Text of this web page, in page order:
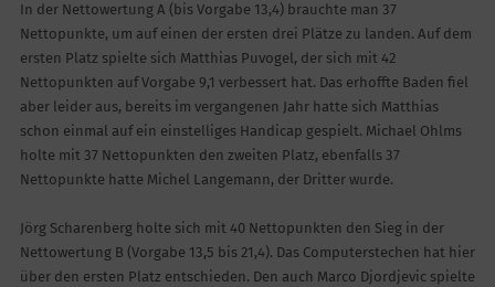
In der Nettowertung A (bis Vorgabe 13,4) brauchte man 37
Nettopunkte, um auf einen der ersten drei Plätze zu landen. Auf dem
ersten Platz spielte sich Matthias Puvogel, der sich mit 42
Nettopunkten auf Vorgabe 9,1 verbessert hat. Das erhoffte Baden fiel
aber leider aus, bereits im vergangenen Jahr hatte sich Matthias
schon einmal auf ein einstelliges Handicap gespielt. Michael Ohlms
holte mit 37 Nettopunkten den zweiten Platz, ebenfalls 37
Nettopunkte hatte Michel Langemann, der Dritter wurde.
Jörg Scharenberg holte sich mit 40 Nettopunkten den Sieg in der
Nettowertung B (Vorgabe 13,5 bis 21,4). Das Computerstechen hat hier
über den ersten Platz entschieden. Den auch Marco Djordjevic spielte